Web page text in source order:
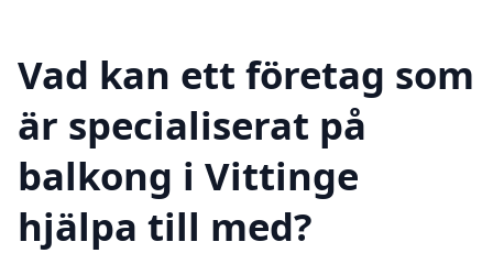
Vad kan ett företag som
är specialiserat på
balkong i Vittinge
hjälpa till med?